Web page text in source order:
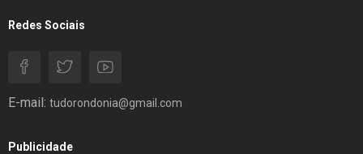
Redes Sociais
E-mail: tudorondonia@gmail.com
Publicidade